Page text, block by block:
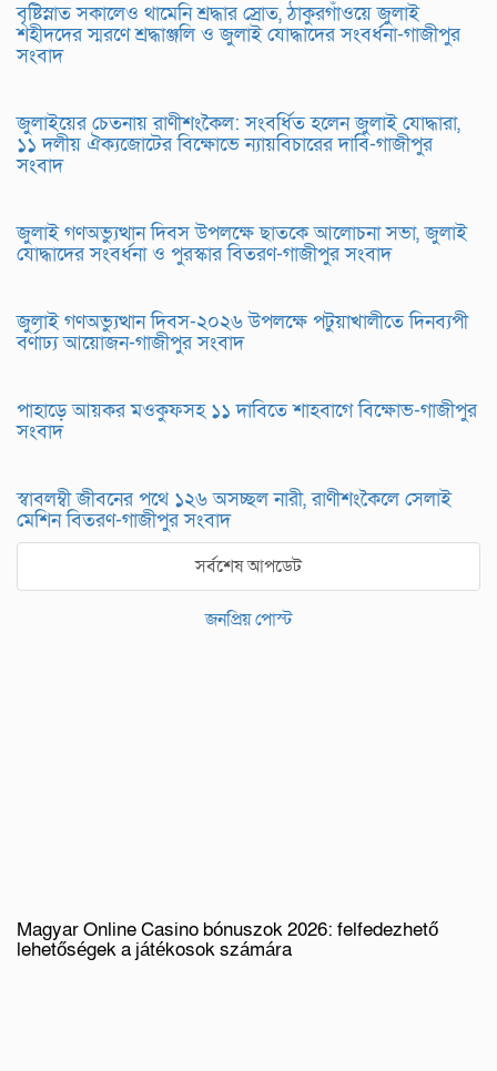
বৃষ্টিস্নাত সকালেও থামেনি শ্রদ্ধার স্রোত, ঠাকুরগাঁওয়ে জুলাই
শহীদদের স্মরণে শ্রদ্ধাঞ্জলি ও জুলাই যোদ্ধাদের সংবর্ধনা-গাজীপুর
সংবাদ
জুলাইয়ের চেতনায় রাণীশংকৈল: সংবর্ধিত হলেন জুলাই যোদ্ধারা,
১১ দলীয় ঐক্যজোটের বিক্ষোভে ন্যায়বিচারের দাবি-গাজীপুর
সংবাদ
জুলাই গণঅভ্যুত্থান দিবস উপলক্ষে ছাতকে আলোচনা সভা, জুলাই
যোদ্ধাদের সংবর্ধনা ও পুরস্কার বিতরণ-গাজীপুর সংবাদ
জুলাই গণঅভ্যুত্থান দিবস-২০২৬ উপলক্ষে পটুয়াখালীতে দিনব্যপী
বর্ণাঢ্য আয়োজন-গাজীপুর সংবাদ
পাহাড়ে আয়কর মওকুফসহ ১১ দাবিতে শাহবাগে বিক্ষোভ-গাজীপুর
সংবাদ
স্বাবলম্বী জীবনের পথে ১২৬ অসচ্ছল নারী, রাণীশংকৈলে সেলাই
মেশিন বিতরণ-গাজীপুর সংবাদ
সর্বশেষ আপডেট
জনপ্রিয় পোস্ট
Magyar Online Casino bónuszok 2026: felfedezhető
lehetőségek a játékosok számára